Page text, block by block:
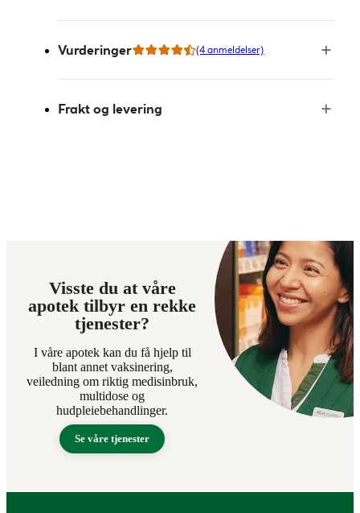
Vurderinger (4 anmeldelser)
Frakt og levering
Visste du at våre
apotek tilbyr en rekke
tjenester?
I våre apotek kan du få hjelp til
blant annet vaksinering,
veiledning om riktig medisinbruk,
multidose og
hudpleiebehandlinger.
Se våre tjenester